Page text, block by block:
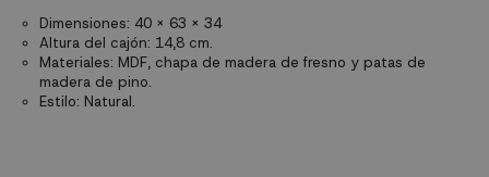
Dimensiones: 40 x 63 x 34
Altura del cajón: 14,8 cm.
Materiales: MDF, chapa de madera de fresno y patas de
madera de pino.
Estilo: Natural.